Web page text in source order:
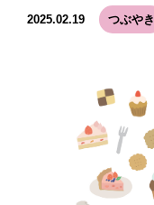
2025.02.19 つぶやき